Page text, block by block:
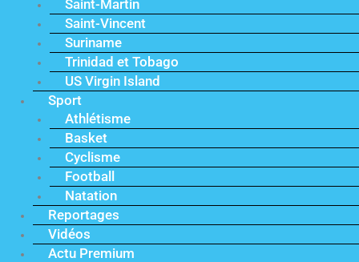
Saint-Martin
Saint-Vincent
Suriname
Trinidad et Tobago
US Virgin Island
Sport
Athlétisme
Basket
Cyclisme
Football
Natation
Reportages
Vidéos
Actu Premium